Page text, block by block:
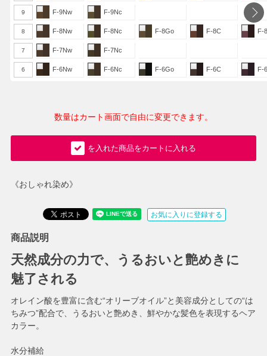
《おしゃれ染め》
9 F-9Nw F-9Nc
8 F-8Nw F-8Nc F-8Go F-8C F-
7 F-7Nw F-7Nc
6 F-6Nw F-6Nc F-6Go F-6C F-
数量はカート画面で自由に変更できます。
を入れた商品をカートに入れる
お気に入りに登録する
商品説明
天然成分の力で、うるおいと艶めきに
魅了される
オレイン酸を豊富に含む“オリーブオイル”と美容成分としての“は
ちみつ”配合で、うるおいと艶めき、鮮やかな髪色を表現するヘア
カラー。
水分補給